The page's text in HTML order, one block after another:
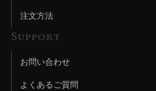
注文方法
Support
お問い合わせ
よくあるご質問